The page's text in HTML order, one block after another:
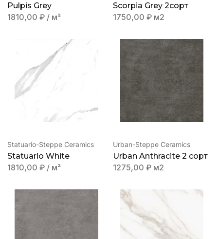
Pulpis Grey
1810,00 ₽ / м²
Scorpia Grey 2сорт
1750,00 ₽ м2
Statuario-Steppe Ceramics
Statuario White
1810,00 ₽ / м²
Urban-Steppe Ceramics
Urban Anthracite 2 сорт
1275,00 ₽ м2